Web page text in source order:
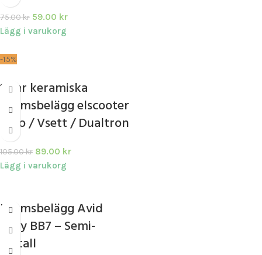
75.00kr 59.00 kr
Lägg i varukorg
-15%
1 par keramiska
bromsbelägg elscooter
Zero / Vsett / Dualtron
105.00kr 89.00 kr
Lägg i varukorg
Bromsbelägg Avid
Juicy BB7 – Semi-
metall